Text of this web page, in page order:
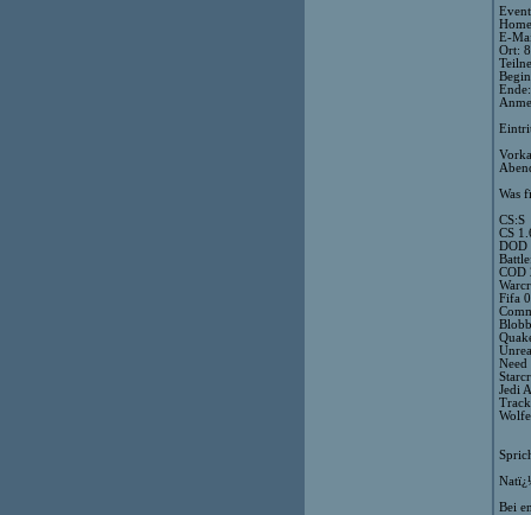
E-
Ort:
Was
CS:S
CS
DOD
COD
Fifa
Need
Jedi
Bei